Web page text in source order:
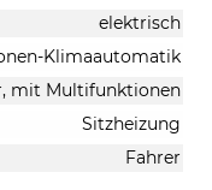
elektrisch
Klimaautomatik
mit Multifunktionen
Sitzheizung
Fahrer